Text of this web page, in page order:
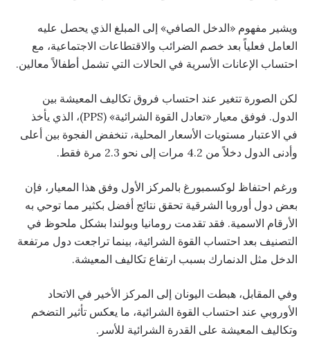
ويشير مفهوم «الدخل الصافي» إلى المبلغ الذي يحصل عليه
العامل فعلياً بعد خصم الضرائب والاقتطاعات الاجتماعية، مع
احتساب الإعانات الأسرية في الحالات التي تشمل أطفالاً معالين.
لكن الصورة تتغير عند احتساب فروق تكاليف المعيشة بين
الدول. فوفق معيار «تعادل القوة الشرائية» (PPS)، الذي يأخذ
في الاعتبار مستويات الأسعار المحلية، تنخفض الفجوة بين أعلى
وأدنى الدول دخلاً من 4.2 مرات إلى نحو 2.3 مرة فقط.
ورغم احتفاظ لوكسمبورغ بالمركز الأول وفق هذا المعيار، فإن
بعض دول أوروبا الشرقية تحقق نتائج أفضل بكثير مما توحي به
الأرقام الاسمية. فقد تقدمت رومانيا وبولندا بشكل ملحوظ في
التصنيف بعد احتساب القوة الشرائية، بينما تراجعت دول مرتفعة
الدخل مثل الدنمارك بسبب ارتفاع تكاليف المعيشة.
وفي المقابل، هبطت اليونان إلى المركز الأخير في الاتحاد
الأوروبي عند احتساب القوة الشرائية، ما يعكس تأثير التضخم
وتكاليف المعيشة على القدرة الشرائية للأسر.